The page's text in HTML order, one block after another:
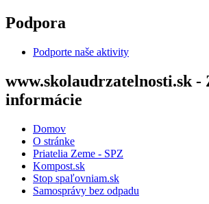
Skočiť na hlavný obsah
Podpora
Podporte naše aktivity
www.skolaudrzatelnosti.sk -
informácie
Domov
O stránke
Priatelia Zeme - SPZ
Kompost.sk
Stop spaľovniam.sk
Samosprávy bez odpadu